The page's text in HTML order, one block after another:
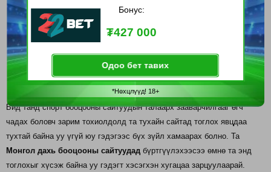
Бид танд спорт бооцооны сайтуудын талаарх зааварчилгааг өгч
чадах боловч зарим тохиолдолд та тухайн сайтад тоглох явцдаа
тухтай байна уу үгүй юу гэдэгээс бүх зүйл хамаарах болно. Та
Монгол дахь бооцооны сайтуудад бүртгүүлэхээсээ өмнө та энд
тоглохыг хүсэж байна уу гэдэгт хэсэгхэн хугацаа зарцуулаарай.
Бонус:
₮427 000
Одоо бет тавих
*Нөхцлүүд! 18+